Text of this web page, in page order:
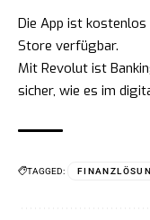
Die App ist
Store verfügbar.
Mit Revolut ist
sicher, wie es im
TAGGED: